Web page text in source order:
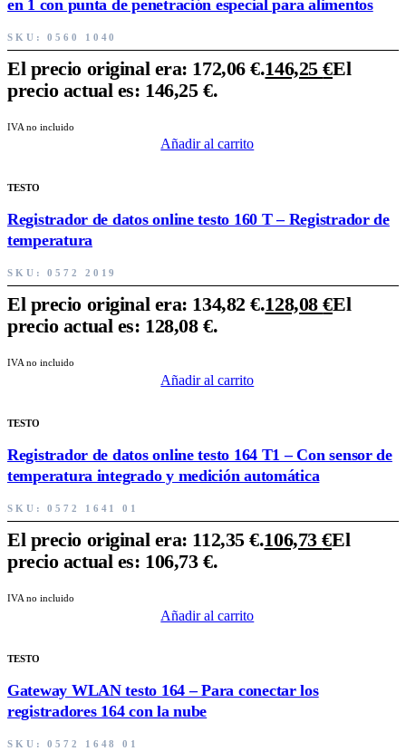
en 1 con punta de penetración especial para alimentos
SKU:0560 1040
El precio original era: 172,06 €.146,25€El
precio actual es: 146,25 €.
IVA no incluido
Añadir al carrito
TESTO
Registrador de datos online testo 160 T – Registrador de
temperatura
SKU:0572 2019
El precio original era: 134,82 €.128,08€El
precio actual es: 128,08 €.
IVA no incluido
Añadir al carrito
TESTO
Registrador de datos online testo 164 T1 – Con sensor de
temperatura integrado y medición automática
SKU:0572 1641 01
El precio original era: 112,35 €.106,73€El
precio actual es: 106,73 €.
IVA no incluido
Añadir al carrito
TESTO
Gateway WLAN testo 164 – Para conectar los
registradores 164 con la nube
SKU:0572 1648 01